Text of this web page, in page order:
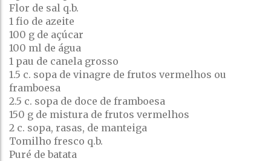
Flor de sal q.b.
1 fio de azeite
100 g de açúcar
100 ml de água
1 pau de canela grosso
1.5 c. sopa de vinagre de frutos vermelhos ou
framboesa
2.5 c. sopa de doce de framboesa
150 g de mistura de frutos vermelhos
2 c. sopa, rasas, de manteiga
Tomilho fresco q.b.
Puré de batata